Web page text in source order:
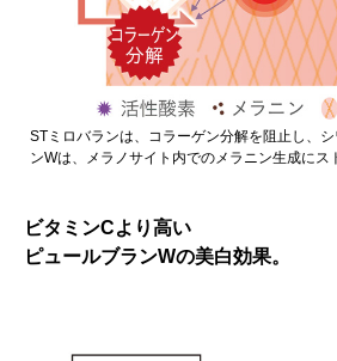
STミロバランは、コラーゲン分解を阻止し、
ンWは、メラノサイト内でのメラニン生成にス
ビタミンCより高い
ピュールブランWの美白効果。